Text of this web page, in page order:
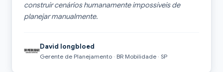
construir cenários humanamente impossíveis de
planejar manualmente.
David Iongbloed
Gerente de Planejamento · BR Mobilidade · SP